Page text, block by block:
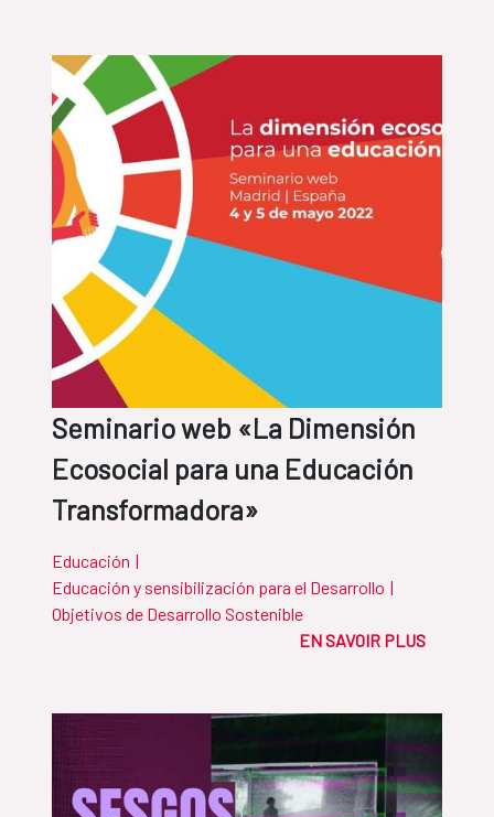
Seminario web «La Dimensión
Ecosocial para una Educación
Transformadora»
Educación |
Educación y sensibilización para el Desarrollo |
Objetivos de Desarrollo Sostenible
EN SAVOIR PLUS